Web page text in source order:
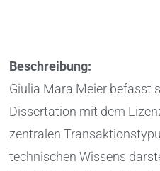
Beschreibung:
Giulia Mara Meier befasst
Dissertation mit dem
zentralen
technischen Wissens